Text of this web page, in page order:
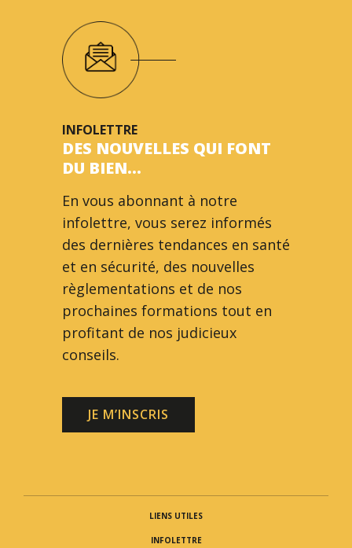
INFOLETTRE
DES NOUVELLES QUI FONT
DU BIEN…
En vous abonnant à notre
infolettre, vous serez informés
des dernières tendances en santé
et en sécurité, des nouvelles
règlementations et de nos
prochaines formations tout en
profitant de nos judicieux
conseils.
JE M’INSCRIS
LIENS UTILES
INFOLETTRE